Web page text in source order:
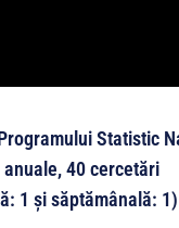
Statistic
40 cercetări
1 şi săptămânală: